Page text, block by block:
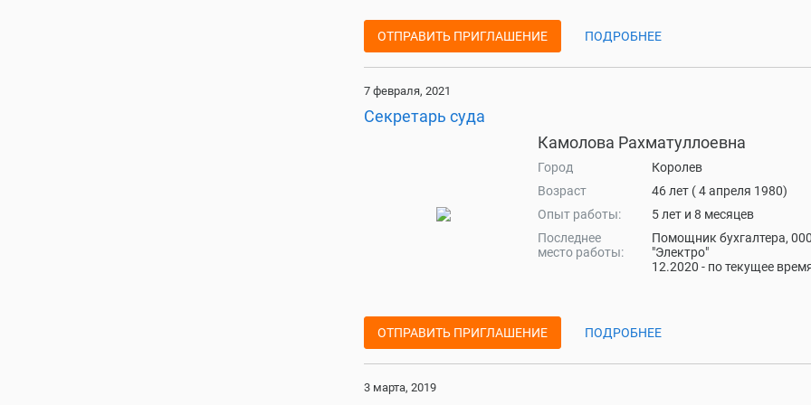
ОТПРАВИТЬ ПРИГЛАШЕНИЕ ПОДРОБНЕЕ
7 февраля, 2021
Секретарь суда
Камолова Рахматуллоевна
Город
Королев
Возраст
46 лет ( 4 апреля 1980)
Опыт работы:
5 лет и 8 месяцев
Последнее
место работы:
Помощник бухгалтера,
"Электро"
12.2020 - по текущее
ОТПРАВИТЬ ПРИГЛАШЕНИЕ ПОДРОБНЕЕ
3 марта, 2019